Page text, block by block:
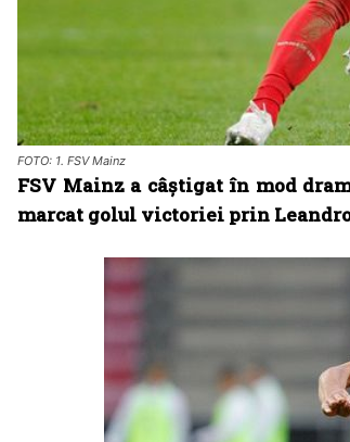
FOTO: 1. FSV Mainz
FSV Mainz a câştigat în mod
marcat golul victoriei prin